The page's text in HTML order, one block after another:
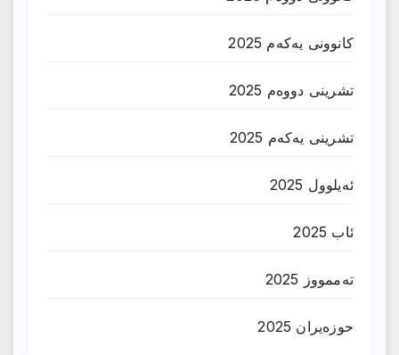
کانوونی یەکەم 2025
تشرینی دووەم 2025
تشرینی یەکەم 2025
ئەیلوول 2025
ئاب 2025
تەممووز 2025
حوزه‌یران 2025